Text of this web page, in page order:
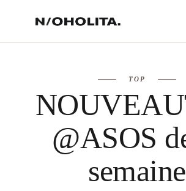
TOP
@ASOS
semaine